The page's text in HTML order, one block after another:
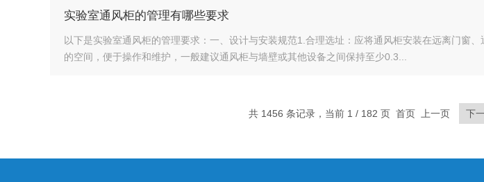
实验室通风柜的管理有哪些要求
以下是实验室通风柜的管理要求：一、设计与安装规范1.合理选址：应将通风柜安装在远离门窗
的空间，便于操作和维护，一般建议通风柜与墙壁或其他设备之间保持至少0.3...
共 1456 条记录，当前 1 / 182 页 首页 上一页 下